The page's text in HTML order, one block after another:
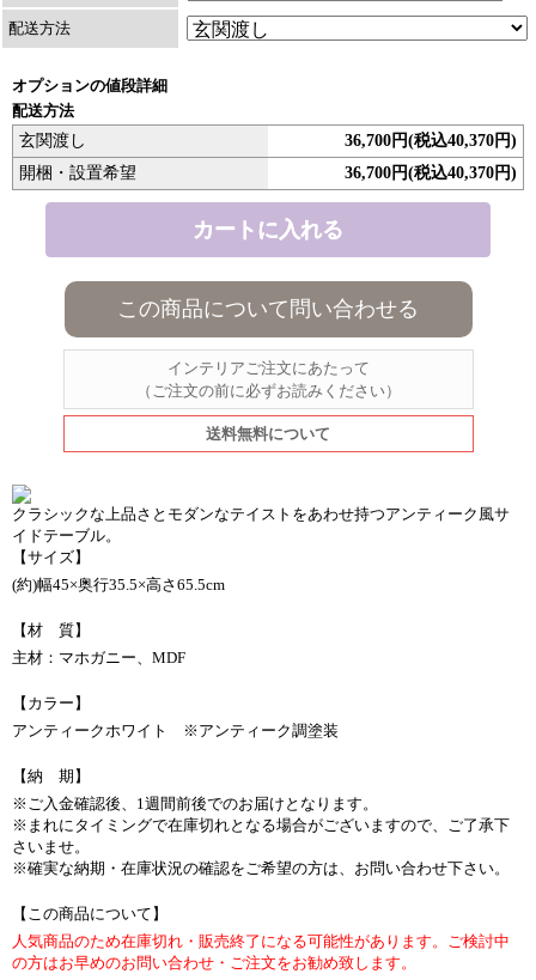
配送方法
オプションの値段詳細
配送方法
玄関渡し
36,700円(税込40,370円)
開梱・設置希望
36,700円(税込40,370円)
この商品について問い合わせる
インテリアご注文にあたって
（ご注文の前に必ずお読みください）
送料無料について
クラシックな上品さとモダンなテイストをあわせ持つアンティーク風サ
イドテーブル。
【サイズ】
(約)幅45×奥行35.5×高さ65.5cm
【材 質】
主材：マホガニー、MDF
【カラー】
アンティークホワイト ※アンティーク調塗装
【納 期】
※ご入金確認後、1週間前後でのお届けとなります。
※まれにタイミングで在庫切れとなる場合がございますので、ご了承下
さいませ。
※確実な納期・在庫状況の確認をご希望の方は、お問い合わせ下さい。
【この商品について】
人気商品のため在庫切れ・販売終了になる可能性があります。ご検討中
の方はお早めのお問い合わせ・ご注文をお勧め致します。